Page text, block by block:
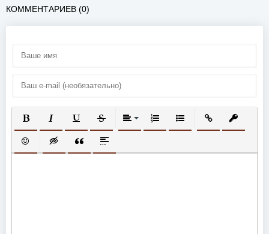
КОММЕНТАРИЕВ (0)
ПОЛУЖИРНЫЙ
КУРСИВПОДЧЕРКНУТЫЙ
ЗАЧЕРКНУТЫЙВЫРАВНИВАНИЕ
НУМЕРОВАННЫЙ СПИСОК
МАРКИРОВАННЫЙ
ВСТАВИТЬ
ВСТАВИТЬ СМАЙЛИК
ВСТАВКА СКРЫТОГО ТЕКСТА
ВСТАВКА ЦИТАТЫ
ВСТАВКА СПОЙЛЕРА